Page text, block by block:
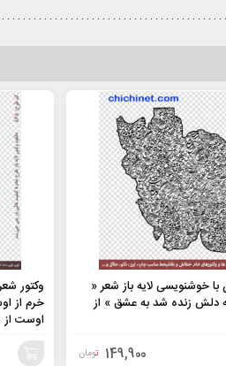
با خوشنویسی لایه باز شعر «
دلش زنده شد به عشق » از
149,900 تومان
وکتور
خرم از
اوست